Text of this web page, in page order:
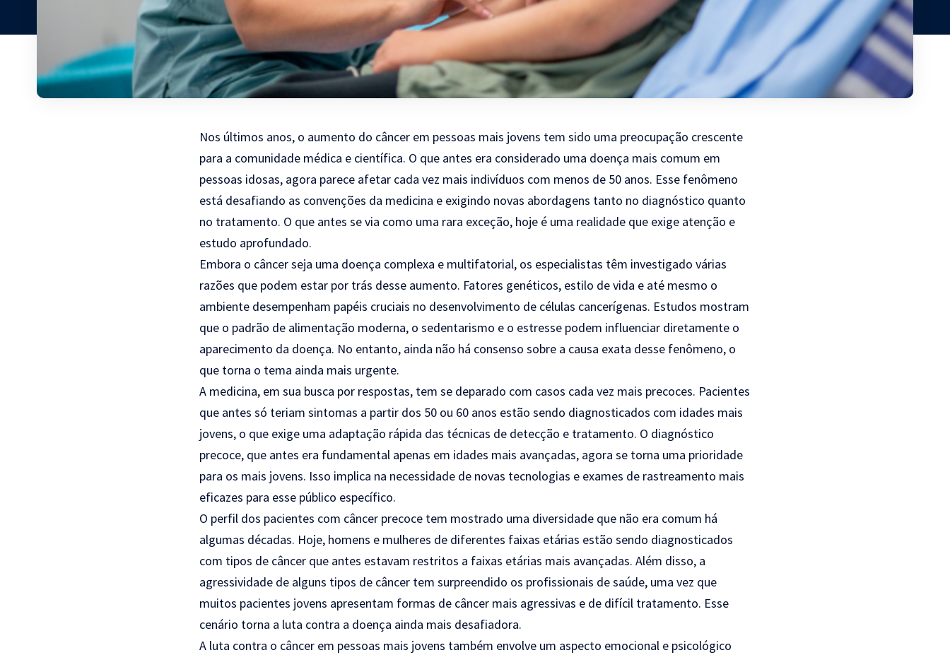
Nos últimos anos, o aumento do câncer em pessoas mais jovens tem sido uma preocupação crescente
para a comunidade médica e científica. O que antes era considerado uma doença mais comum em
pessoas idosas, agora parece afetar cada vez mais indivíduos com menos de 50 anos. Esse fenômeno
está desafiando as convenções da medicina e exigindo novas abordagens tanto no diagnóstico quanto
no tratamento. O que antes se via como uma rara exceção, hoje é uma realidade que exige atenção e
estudo aprofundado.
Embora o câncer seja uma doença complexa e multifatorial, os especialistas têm investigado várias
razões que podem estar por trás desse aumento. Fatores genéticos, estilo de vida e até mesmo o
ambiente desempenham papéis cruciais no desenvolvimento de células cancerígenas. Estudos mostram
que o padrão de alimentação moderna, o sedentarismo e o estresse podem influenciar diretamente o
aparecimento da doença. No entanto, ainda não há consenso sobre a causa exata desse fenômeno, o
que torna o tema ainda mais urgente.
A medicina, em sua busca por respostas, tem se deparado com casos cada vez mais precoces. Pacientes
que antes só teriam sintomas a partir dos 50 ou 60 anos estão sendo diagnosticados com idades mais
jovens, o que exige uma adaptação rápida das técnicas de detecção e tratamento. O diagnóstico
precoce, que antes era fundamental apenas em idades mais avançadas, agora se torna uma prioridade
para os mais jovens. Isso implica na necessidade de novas tecnologias e exames de rastreamento mais
eficazes para esse público específico.
O perfil dos pacientes com câncer precoce tem mostrado uma diversidade que não era comum há
algumas décadas. Hoje, homens e mulheres de diferentes faixas etárias estão sendo diagnosticados
com tipos de câncer que antes estavam restritos a faixas etárias mais avançadas. Além disso, a
agressividade de alguns tipos de câncer tem surpreendido os profissionais de saúde, uma vez que
muitos pacientes jovens apresentam formas de câncer mais agressivas e de difícil tratamento. Esse
cenário torna a luta contra a doença ainda mais desafiadora.
A luta contra o câncer em pessoas mais jovens também envolve um aspecto emocional e psicológico